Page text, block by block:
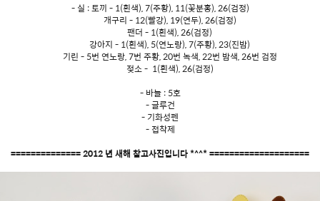
- 실 : 토끼 - 1(흰색), 7(주황), 11(꽃분홍), 26(검정)
개구리 - 12(빨강), 19(연두), 26(검정)
팬더 - 1(흰색), 26(검정)
강아지 - 1(흰색), 5(연노랑), 7(주황), 23(진밤)
기린 - 5번 연노랑, 7번 주황, 20번 녹색, 22번 밤색, 26번 검정
젖소 - 1(흰색), 26(검정)
- 바늘 : 5호
- 글루건
- 기화성펜
- 접착제
============== 2012 년 새해 참고사진입니다 *^^* ====================